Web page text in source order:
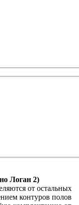
Логан 2)
от остальных
контуров полов